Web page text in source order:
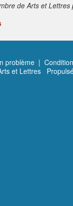
de Arts et
problème |
et Lettres